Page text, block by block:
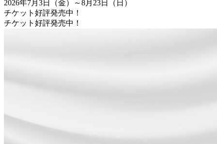
2026年7月3日（金）～8月23日（日）
チケット好評発売中！
チケット好評発売中！